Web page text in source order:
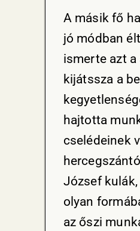
A másik fő
jó módban
ismerte azt
kijátssza a
hajtotta
cselédeinek
József
olyan
az őszi